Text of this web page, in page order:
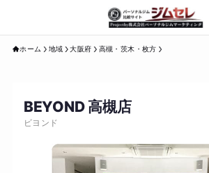
ホーム 地域 大阪府 高槻・茨木・枚方
BEYOND 高槻店
ビヨンド